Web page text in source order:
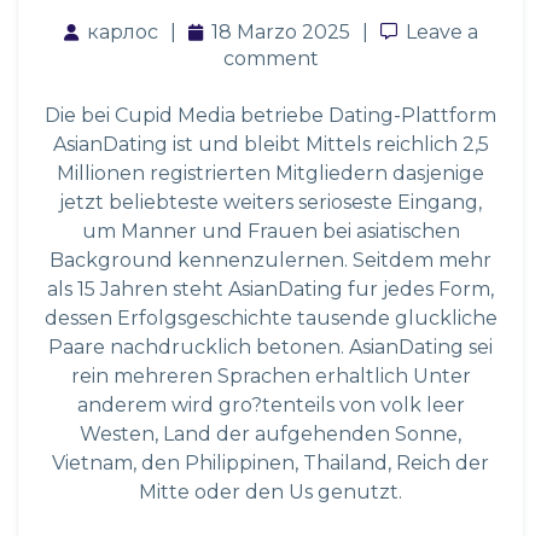
карлос 18 Marzo 2025 Leave a
Leave a
comment
Die bei Cupid Media betriebe Dating-Plattform
AsianDating ist und bleibt Mittels reichlich 2,5
Millionen registrierten Mitgliedern dasjenige
jetzt beliebteste weiters serioseste Eingang,
um Manner und Frauen bei asiatischen
Background kennenzulernen. Seitdem mehr
als 15 Jahren steht AsianDating fur jedes Form,
dessen Erfolgsgeschichte tausende gluckliche
Paare nachdrucklich betonen. AsianDating sei
rein mehreren Sprachen erhaltlich Unter
anderem wird gro?tenteils von volk leer
Westen, Land der aufgehenden Sonne,
Vietnam, den Philippinen, Thailand, Reich der
Mitte oder den Us genutzt.